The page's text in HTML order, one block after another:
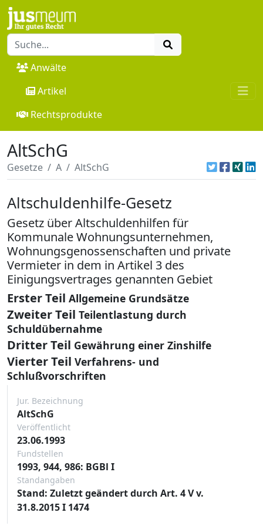
Anwälte
Artikel
Rechtsprodukte
AltSchG
Gesetze A AltSchG
Altschuldenhilfe-Gesetz
Gesetz über Altschuldenhilfen für
Kommunale Wohnungsunternehmen,
Wohnungsgenossenschaften und private
Vermieter in dem in Artikel 3 des
Einigungsvertrages genannten Gebiet
Erster Teil Allgemeine Grundsätze
Zweiter Teil Teilentlastung durch
Schuldübernahme
Dritter Teil Gewährung einer Zinshilfe
Vierter Teil Verfahrens- und
Schlußvorschriften
Jur. Bezeichnung
AltSchG
Veröffentlicht
23.06.1993
Fundstellen
1993, 944, 986: BGBl I
Standangaben
Stand: Zuletzt geändert durch Art. 4 V v.
31.8.2015 I 1474